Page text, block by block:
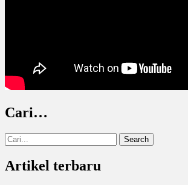
Cari…
Search
for:
Artikel terbaru